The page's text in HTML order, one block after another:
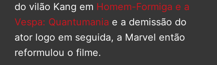
do vilão Kang em Homem-Formiga e a
Vespa: Quantumania e a demissão do
ator logo em seguida, a Marvel então
reformulou o filme.